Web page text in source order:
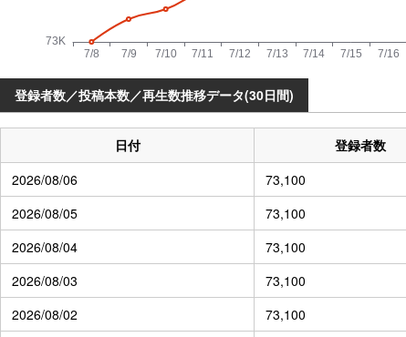
登録者数／投稿本数／再生数推移データ(30日間)
日付 登録者数
2026/08/06
73,100
2026/08/05
73,100
2026/08/04
73,100
2026/08/03
73,100
2026/08/02
73,100